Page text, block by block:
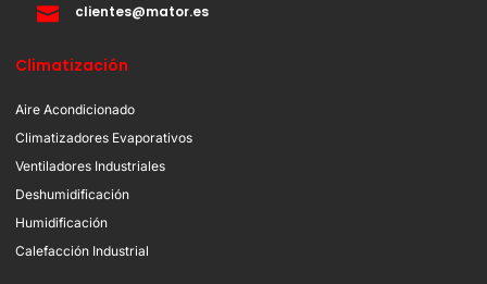
clientes@mator.es
Climatización
Aire Acondicionado
Climatizadores Evaporativos
Ventiladores Industriales
Deshumidificación
Humidificación
Calefacción Industrial